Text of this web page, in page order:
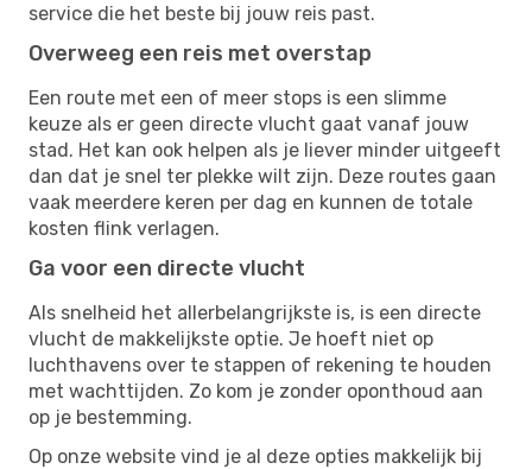
service die het beste bij jouw reis past.
Overweeg een reis met overstap
Een route met een of meer stops is een slimme
keuze als er geen directe vlucht gaat vanaf jouw
stad. Het kan ook helpen als je liever minder uitgeeft
dan dat je snel ter plekke wilt zijn. Deze routes gaan
vaak meerdere keren per dag en kunnen de totale
kosten flink verlagen.
Ga voor een directe vlucht
Als snelheid het allerbelangrijkste is, is een directe
vlucht de makkelijkste optie. Je hoeft niet op
luchthavens over te stappen of rekening te houden
met wachttijden. Zo kom je zonder oponthoud aan
op je bestemming.
Op onze website vind je al deze opties makkelijk bij